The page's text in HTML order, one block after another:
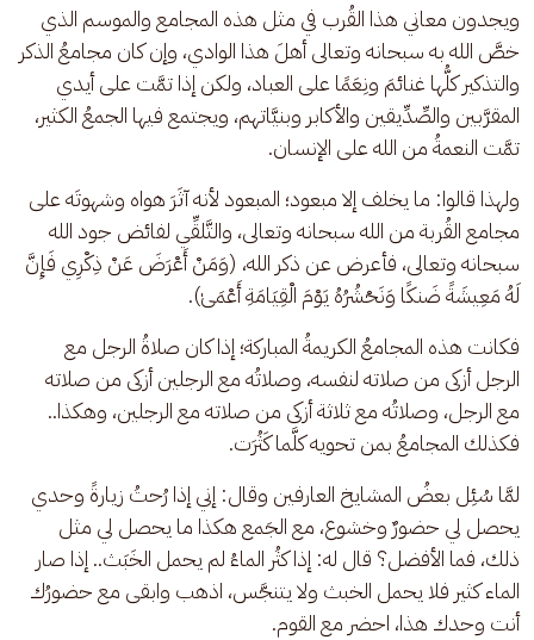
ويجدون معاني هذا القُرب في مثل هذه المجامع والموسم الذي
خصَّ الله به سبحانه وتعالى أهلَ هذا الوادي، وإن كان مجامعُ الذكر
والتذكير كلُّها غنائمَ ونِعَمًا على العباد، ولكن إذا تمَّت على أيدي
المقرَّبين والصِّدِّيقين والأكابر وبنيَّاتهم، ويجتمع فيها الجمعُ الكثير،
تمَّت النعمةُ من الله على الإنسان.
ولهذا قالوا: ما يخلف إلا مبعود؛ المبعود لأنه آثَرَ هواه وشهوتَه على
مجامع القُربة من الله سبحانه وتعالى، والتَّلقِّي لفائض جود الله
سبحانه وتعالى، فأعرض عن ذكر الله، (وَمَنْ أَعْرَضَ عَنْ ذِكْرِي فَإِنَّ
لَهُ مَعِيشَةً ضَنكًا وَنَحْشُرُهُ يَوْمَ الْقِيَامَةِ أَعْمَىٰ).
فكانت هذه المجامعُ الكريمةُ المباركة؛ إذا كان صلاةُ الرجل مع
الرجل أزكى من صلاته لنفسه، وصلاتُه مع الرجلين أزكى من صلاته
مع الرجل، وصلاتُه مع ثلاثة أزكى من صلاته مع الرجلين، وهكذا..
فكذلك المجامعُ بمن تحويه كلَّما كَثُرَت.
لمَّا سُئِل بعضُ المشايخ العارفين وقال: إني إذا رُحتُ زيارةً وحدي
يحصل لي حضورٌ وخشوع، مع الجَمع هكذا ما يحصل لي مثل
ذلك، فما الأفضل؟ قال له: إذا كثُر الماءُ لم يحمل الخَبَث.. إذا صار
الماء كثير فلا يحمل الخبث ولا يتنجَّس، اذهب وابقى مع حضورُك
أنت وحدك هذا، احضر مع القوم.